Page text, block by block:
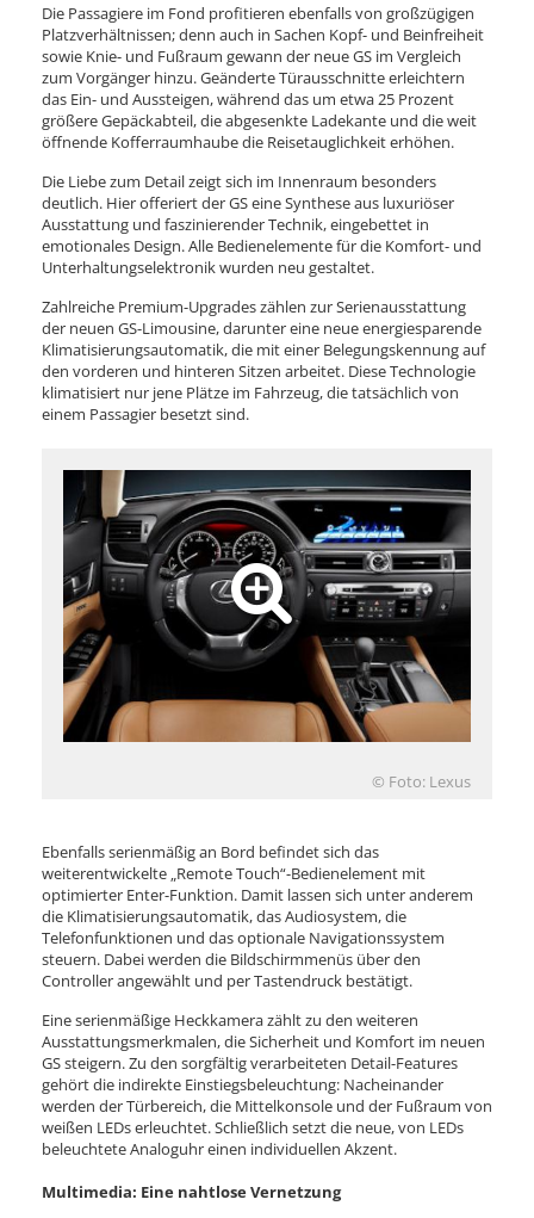
Die Passagiere im Fond profitieren ebenfalls von großzügigen
Platzverhältnissen; denn auch in Sachen Kopf- und Beinfreiheit
sowie Knie- und Fußraum gewann der neue GS im Vergleich
zum Vorgänger hinzu. Geänderte Türausschnitte erleichtern
das Ein- und Aussteigen, während das um etwa 25 Prozent
größere Gepäckabteil, die abgesenkte Ladekante und die weit
öffnende Kofferraumhaube die Reisetauglichkeit erhöhen.
Die Liebe zum Detail zeigt sich im Innenraum besonders
deutlich. Hier offeriert der GS eine Synthese aus luxuriöser
Ausstattung und faszinierender Technik, eingebettet in
emotionales Design. Alle Bedienelemente für die Komfort- und
Unterhaltungselektronik wurden neu gestaltet.
Zahlreiche Premium-Upgrades zählen zur Serienausstattung
der neuen GS-Limousine, darunter eine neue energiesparende
Klimatisierungsautomatik, die mit einer Belegungskennung auf
den vorderen und hinteren Sitzen arbeitet. Diese Technologie
klimatisiert nur jene Plätze im Fahrzeug, die tatsächlich von
einem Passagier besetzt sind.
© Foto: Lexus
Ebenfalls serienmäßig an Bord befindet sich das
weiterentwickelte „Remote Touch“-Bedienelement mit
optimierter Enter-Funktion. Damit lassen sich unter anderem
die Klimatisierungsautomatik, das Audiosystem, die
Telefonfunktionen und das optionale Navigationssystem
steuern. Dabei werden die Bildschirmmenüs über den
Controller angewählt und per Tastendruck bestätigt.
Eine serienmäßige Heckkamera zählt zu den weiteren
Ausstattungsmerkmalen, die Sicherheit und Komfort im neuen
GS steigern. Zu den sorgfältig verarbeiteten Detail-Features
gehört die indirekte Einstiegsbeleuchtung: Nacheinander
werden der Türbereich, die Mittelkonsole und der Fußraum von
weißen LEDs erleuchtet. Schließlich setzt die neue, von LEDs
beleuchtete Analoguhr einen individuellen Akzent.
Multimedia: Eine nahtlose Vernetzung